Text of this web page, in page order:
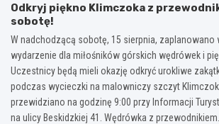
Odkryj piękno Klimczoka z
sobotę!
W nadchodzącą sobotę, 15 sierpnia, zaplanowano
wydarzenie dla miłośników górskich wędrówek i
Uczestnicy będą mieli okazję odkryć urokliwe
podczas wycieczki na malowniczy szczyt
przewidziano na godzinę 9:00 przy Informacji
na ulicy Beskidzkiej 41. Wędrówka z przewodnikiem…